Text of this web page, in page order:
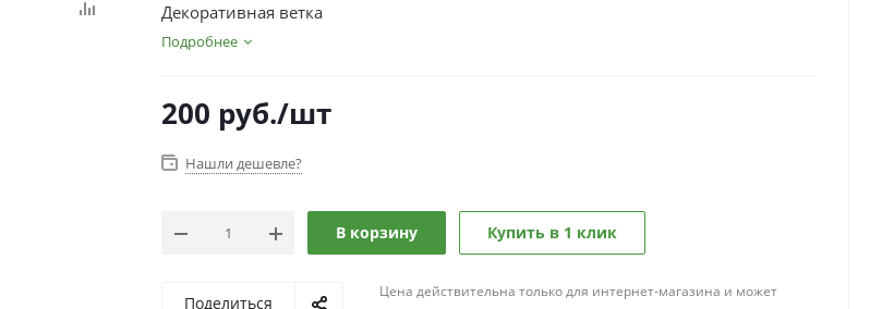
Декоративная ветка
Подробнее
200 руб./шт
Нашли дешевле?
В корзину Купить в 1 клик
Поделиться
Цена действительна только для интернет-магазина и может